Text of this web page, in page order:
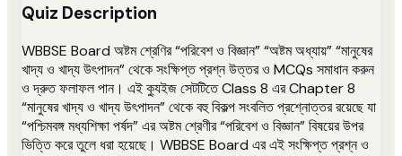
Quiz Description
WBBSE Board অষ্টম শ্রেণির “পরিবেশ ও বিজ্ঞান” “অষ্টম অধ্যায়” “মানুষের
খাদ্য ও খাদ্য উৎপাদন” থেকে সংক্ষিপ্ত প্রশ্ন উত্তর ও MCQs সমাধান করুন
ও দ্রুত ফলাফল পান। এই ক্যুইজ সেটটিতে Class 8 এর Chapter 8
“মানুষের খাদ্য ও খাদ্য উৎপাদন” থেকে বহু বিকল্প সংবলিত প্রশ্নোত্তর রয়েছে যা
“পশ্চিমবঙ্গ মধ্যশিক্ষা পর্ষদ” এর অষ্টম শ্রেণীর “পরিবেশ ও বিজ্ঞান” বিষয়ের উপর
ভিত্তি করে তুলে ধরা হয়েছে। WBBSE Board এর এই সংক্ষিপ্ত প্রশ্ন ও